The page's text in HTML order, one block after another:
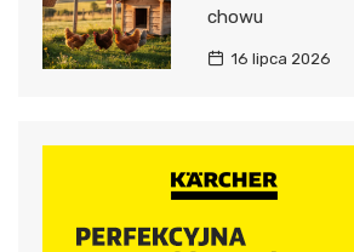
chowu
16 lipca 2026